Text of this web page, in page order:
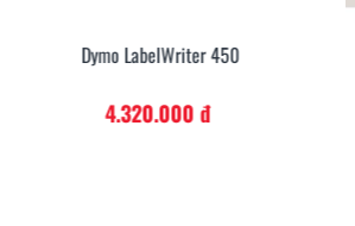
Dymo LabelWriter 450
4.320.000 đ